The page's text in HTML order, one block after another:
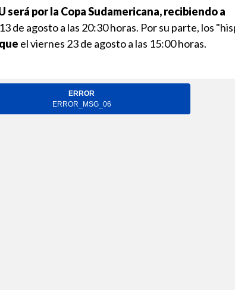
será por la Copa Sudamericana, recibiendo a
de agosto a las 20:30 horas. Por su parte, los
el viernes 23 de agosto a las 15:00 horas.